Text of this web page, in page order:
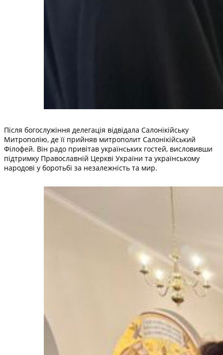
Після богослужіння делегація відвідала Салонікійську
Митрополію, де її прийняв митрополит Салонікійський
Філофей. Він радо привітав українських гостей, висловивши
підтримку Православній Церкві України та українському
народові у боротьбі за незалежність та мир.